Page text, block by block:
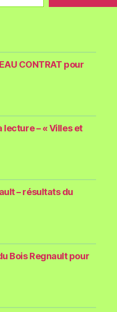
CONTRAT pour
lecture – « Villes et
– résultats du
Bois Regnault pour